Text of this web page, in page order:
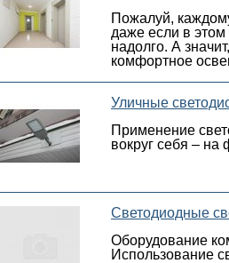
Пожалуй,
даже если в
надолго. А
комфортное
Уличные
Применение
вокруг себя –
Светодиодные
Оборудование
Использование